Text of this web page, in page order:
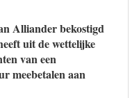
Alliander bekostigd
uit de wettelijke
van een
meebetalen aan